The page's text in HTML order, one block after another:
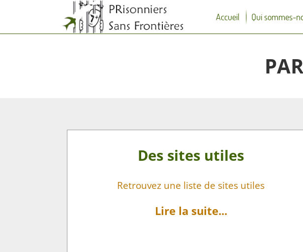
Accueil Qui sommes-
Des sites utiles
Retrouvez une liste de sites utiles
Lire la suite...